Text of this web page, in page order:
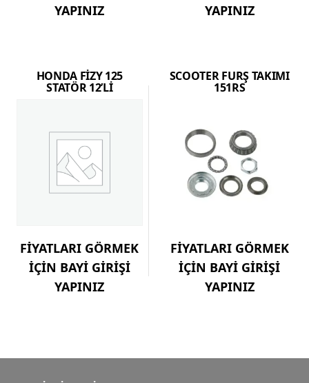
YAPINIZ
YAPINIZ
HONDA FİZY 125
STATÖR 12’Lİ
FİYATLARI GÖRMEK
İÇİN BAYİ GİRİŞİ
YAPINIZ
SCOOTER FURŞ TAKIMI
151RS
FİYATLARI GÖRMEK
İÇİN BAYİ GİRİŞİ
YAPINIZ